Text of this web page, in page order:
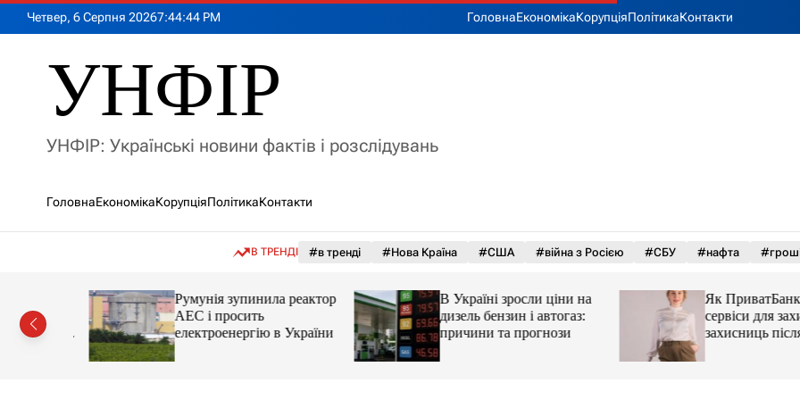
Четвер, 6 Серпня 20267:44:46 PM ГоловнаЕкономікаКорупціяПолітикаКонтакти
УНФІР
УНФІР: Українські новини фактів і розслідувань
ГоловнаЕкономікаКорупціяПолітикаКонтакти
В ТРЕНДІ #в тренді #Нова Країна #США #війна з Росією #СБУ #нафта
цін і
Румунія зупинила реактор
АЕС і просить
електроенергію в України
В Україні зросли ціни на
дизель бензин і автогаз:
причини та прогнози
Як ПриватБанк
сервіси для
захисниць після